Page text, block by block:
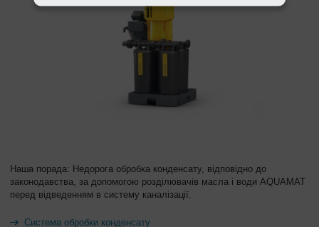
Наша порада: Недорога обробка конденсату, відповідно до
законодавства, за допомогою розділювачів масла і води AQUAMAT
перед відведенням в систему каналізації.
Система обробки конденсату